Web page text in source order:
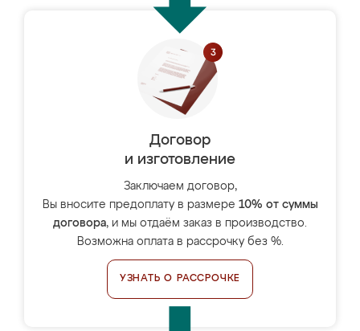
Договор
и изготовление
Заключаем договор,
Вы вносите предоплату в размере 10% от суммы
договора, и мы отдаём заказ в производство.
Возможна оплата в рассрочку без %.
УЗНАТЬ О РАССРОЧКЕ